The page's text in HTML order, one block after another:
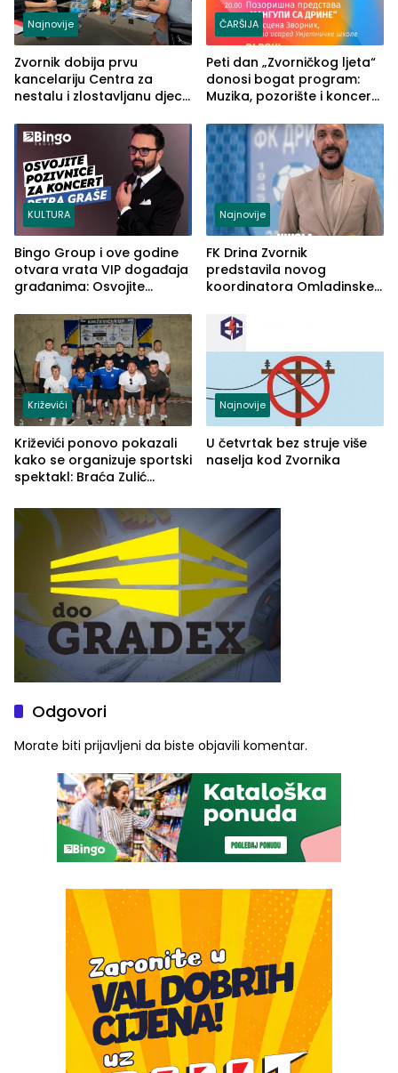
Najnovije
Zvornik dobija prvu
kancelariju Centra za
nestalu i zlostavljanu djecu
ČARŠIJA
Peti dan „Zvorničkog ljeta“
donosi bogat program:
Muzika, pozorište i koncert
KULTURA
Bingo Group i ove godine
otvara vrata VIP događaja
građanima: Osvojite
Graše
Najnovije
FK Drina Zvornik
predstavila novog
koordinatora Omladinske
Križevići
Križevići ponovo pokazali
kako se organizuje sportski
spektakl: Braća Zulić
Najnovije
U četvrtak bez struje više
naselja kod Zvornika
Odgovori
Morate biti prijavljeni da biste objavili komentar.